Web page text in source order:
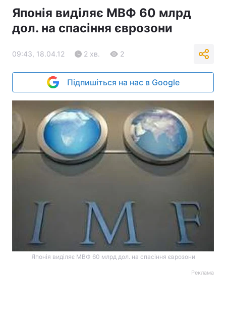
Японія виділяє МВФ 60 млрд
дол. на спасіння єврозони
09:43, 18.04.12 2 хв. 2
Підпишіться на нас в Google
Японія виділяє МВФ 60 млрд дол. на спасіння єврозони
Реклама